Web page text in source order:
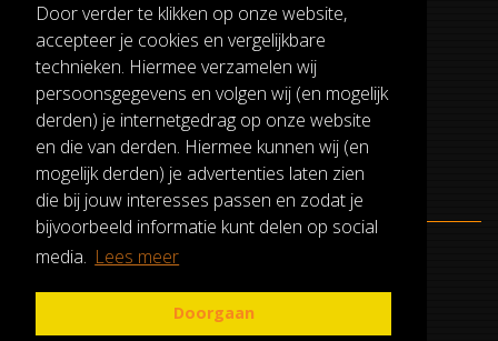
Door verder te klikken op onze website,
accepteer je cookies en vergelijkbare
technieken. Hiermee verzamelen wij
persoonsgegevens en volgen wij (en mogelijk
derden) je internetgedrag op onze website
en die van derden. Hiermee kunnen wij (en
mogelijk derden) je advertenties laten zien
die bij jouw interesses passen en zodat je
bijvoorbeeld informatie kunt delen op social
media. Lees meer
Doorgaan
Verzenddagen
Pauze
12:30-13:00
ALGEMENE VOORWAARDEN
RUILEN EN RETOURNEREN